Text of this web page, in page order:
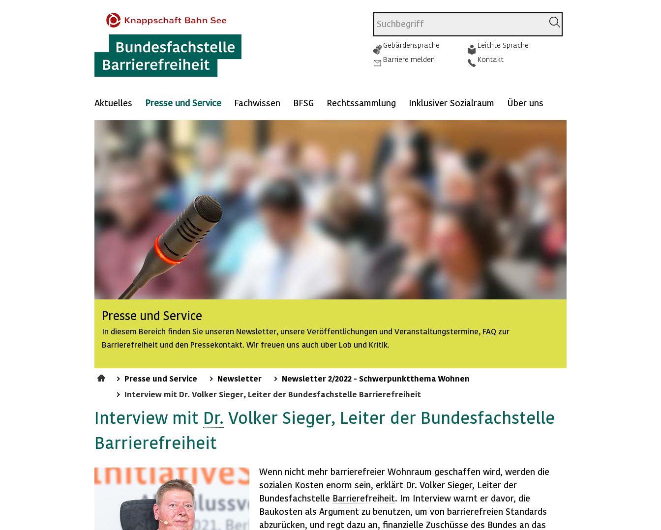
Gebärdensprache
Leichte Sprache
Barriere melden
Kontakt
Aktuelles Presse und Service Fachwissen BFSG Rechtssammlung Inklusiver Sozialraum Über uns
Presse und Service
In diesem Bereich finden Sie unseren Newsletter, unsere Veröffentlichungen und Veranstaltungstermine, FAQ zur
Barrierefreiheit und den Pressekontakt. Wir freuen uns auch über Lob und Kritik.
Presse und Service Newsletter
Newsletter 2/2022 - Schwerpunktthema Wohnen
Interview mit Dr. Volker Sieger, Leiter der Bundesfachstelle Barrierefreiheit
Interview mit Dr. Volker Sieger, Leiter der Bundesfachstelle
Barrierefreiheit
Wenn nicht mehr barrierefreier Wohnraum geschaffen wird, werden die
sozialen Kosten enorm sein, erklärt Dr. Volker Sieger, Leiter der
Bundesfachstelle Barrierefreiheit. Im Interview warnt er davor, die
Baukosten als Argument zu benutzen, um von barrierefreien Standards
abzurücken, und regt dazu an, finanzielle Zuschüsse des Bundes an das